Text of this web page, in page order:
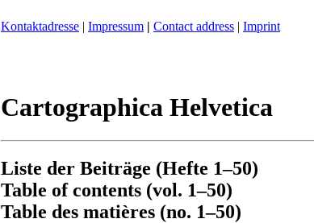
Kontaktadresse | Impressum | Contact address | Imprint
Cartographica Helvetica
Liste der Beiträge (Hefte 1–50)
Table of contents (vol. 1–50)
Table des matières (no. 1–50)